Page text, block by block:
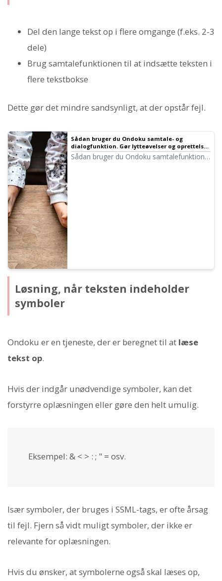
Del den lange tekst op i flere omgange (f.eks. 2-3
dele)
Brug samtalefunktionen til at indsætte teksten i
flere tekstbokse
Dette gør det mindre sandsynligt, at der opstår fejl.
Sådan bruger du Ondoku samtale- og
dialogfunktion. Gør lytteøvelser og oprettelse
af lange tekster nemmere med talesyntese!
Sådan bruger du Ondoku samtalefunktion!
Løsning, når teksten indeholder
symboler
Ondoku er en tjeneste, der er beregnet til at læse
tekst op.
Hvis der indgår unødvendige symboler, kan det
forstyrre oplæsningen eller gøre den helt umulig.
Eksempel: & < > : ; " = osv.
Især symboler, der bruges i SSML-tags, er ofte årsag
til fejl. Fjern så vidt muligt symboler, der ikke er
relevante for oplæsningen.
Hvis du ønsker, at symbolerne også skal læses op,